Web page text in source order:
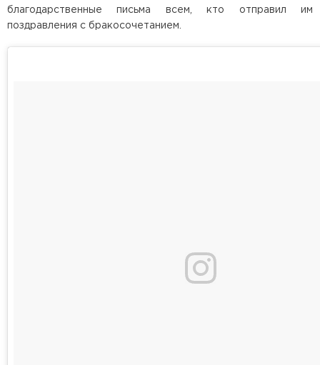
благодарственные письма всем, кто отправил им
поздравления с бракосочетанием.